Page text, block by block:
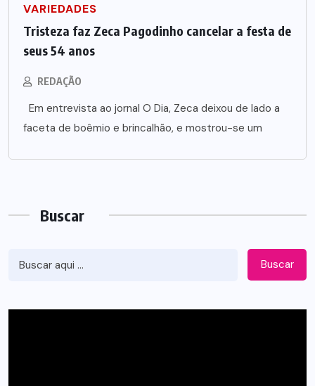
VARIEDADES
Tristeza faz Zeca Pagodinho cancelar a festa de
seus 54 anos
REDAÇÃO
Em entrevista ao jornal O Dia, Zeca deixou de lado a
faceta de boêmio e brincalhão, e mostrou-se um
Buscar
Buscar